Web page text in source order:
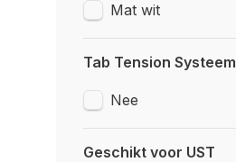
Mat wit
Tab Tension Systeem
Nee
Geschikt voor UST